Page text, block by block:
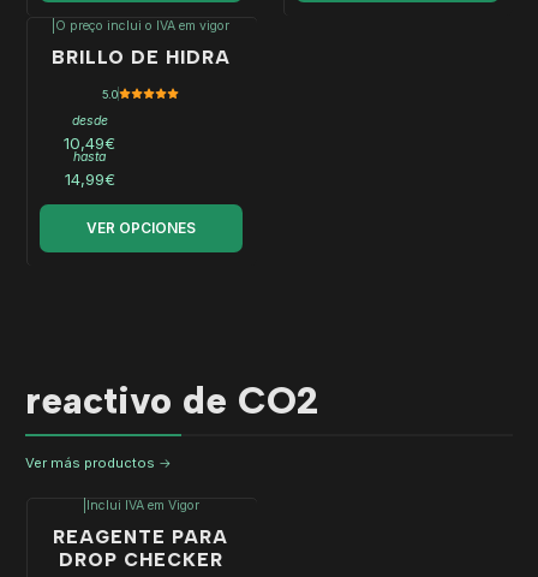
O preço inclui o IVA em vigor
BRILLO DE HIDRA
5.0
desde
10,49€
hasta
14,99€
VER OPCIONES
reactivo de CO2
Ver más productos
Inclui IVA em Vigor
REAGENTE PARA
DROP CHECKER